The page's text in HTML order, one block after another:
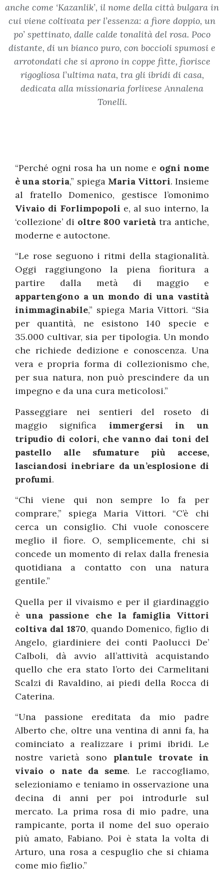
anche come ‘Kazanlik’, il nome della città bulgara in
cui viene coltivata per l’essenza: a fiore doppio, un
po’ spettinato, dalle calde tonalità del rosa. Poco
distante, di un bianco puro, con boccioli spumosi e
arrotondati che si aprono in coppe fitte, fiorisce
rigogliosa l’ultima nata, tra gli ibridi di casa,
dedicata alla missionaria forlivese Annalena
Tonelli.
“Perché ogni rosa ha un nome e ogni nome
è una storia,” spiega Maria Vittori. Insieme
al fratello Domenico, gestisce l’omonimo
Vivaio di Forlimpopoli e, al suo interno, la
‘collezione’ di oltre 800 varietà tra antiche,
moderne e autoctone.
“Le rose seguono i ritmi della stagionalità.
Oggi raggiungono la piena fioritura a
partire dalla metà di maggio e
appartengono a un mondo di una vastità
inimmaginabile,” spiega Maria Vittori. “Sia
per quantità, ne esistono 140 specie e
35.000 cultivar, sia per tipologia. Un mondo
che richiede dedizione e conoscenza. Una
vera e propria forma di collezionismo che,
per sua natura, non può prescindere da un
impegno e da una cura meticolosi.”
Passeggiare nei sentieri del roseto di
maggio significa immergersi in un
tripudio di colori, che vanno dai toni del
pastello alle sfumature più accese,
lasciandosi inebriare da un’esplosione di
profumi.
“Chi viene qui non sempre lo fa per
comprare,” spiega Maria Vittori. “C’è chi
cerca un consiglio. Chi vuole conoscere
meglio il fiore. O, semplicemente, chi si
concede un momento di relax dalla frenesia
quotidiana a contatto con una natura
gentile.”
Quella per il vivaismo e per il giardinaggio
èuna passione che la famiglia Vittori
coltiva dal 1870, quando Domenico, figlio di
Angelo, giardiniere dei conti Paolucci De’
Calboli, dà avvio all’attività acquistando
quello che era stato l’orto dei Carmelitani
Scalzi di Ravaldino, ai piedi della Rocca di
Caterina.
“Una passione ereditata da mio padre
Alberto che, oltre una ventina di anni fa, ha
cominciato a realizzare i primi ibridi. Le
nostre varietà sono plantule trovate in
vivaio o nate da seme. Le raccogliamo,
selezioniamo e teniamo in osservazione una
decina di anni per poi introdurle sul
mercato. La prima rosa di mio padre, una
rampicante, porta il nome del suo operaio
più amato, Fabiano. Poi è stata la volta di
Arturo, una rosa a cespuglio che si chiama
come mio figlio.”